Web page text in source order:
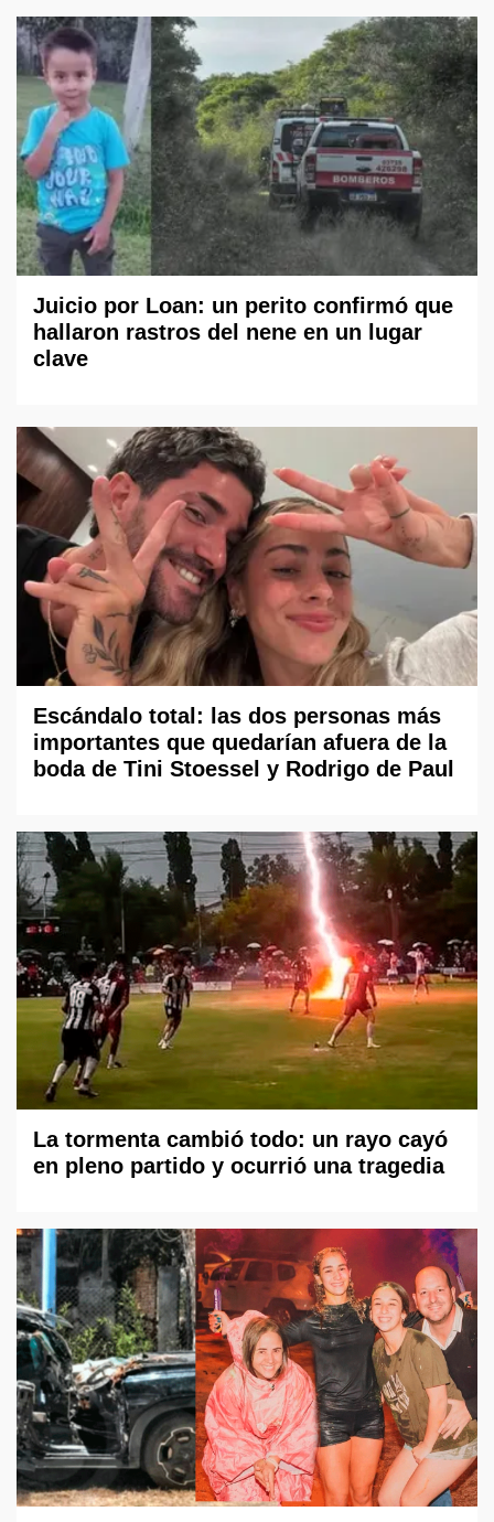
Juicio por Loan: un perito confirmó que
hallaron rastros del nene en un lugar
clave
Escándalo total: las dos personas más
importantes que quedarían afuera de la
boda de Tini Stoessel y Rodrigo de Paul
La tormenta cambió todo: un rayo cayó
en pleno partido y ocurrió una tragedia